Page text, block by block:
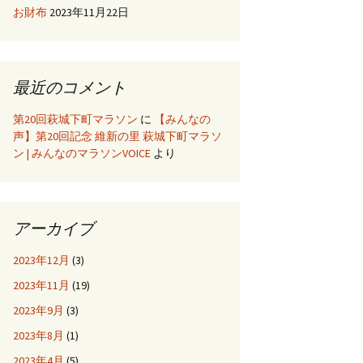
お財布 2023年11月22日
最近のコメント
第20回萩城下町マラソン に
【みんなの
声】第20回記念 維新の里 萩城下町マラソ
ン | みんなのマラソンVOICE より
アーカイブ
2023年12月 (3)
2023年11月 (19)
2023年9月 (3)
2023年8月 (1)